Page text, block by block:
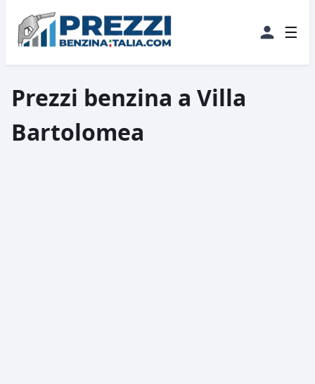
☰
Prezzi benzina a Villa
Bartolomea